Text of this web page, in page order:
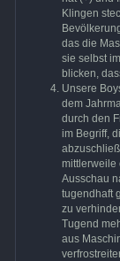
Klingen
das die
sie selbst
blicken,
Unsere
dem
durch den
im Begriff,
mittlerweile
Ausschau
tugendhaft
zu
Tugend
aus